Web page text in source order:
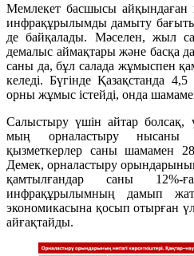
Мемлекет басшысы айқындаған
инфрақұрылымды дамыту
де байқалады. Мәселен, жыл
демалыс аймақтары және басқа
саны да, бұл салада жұмыспен
келеді. Бүгінде Қазақстанда
орны жұмыс істейді, онда
Салыстыру үшін айтар
мың орналастыру нысаны
қызметкерлер саны шамамен
Демек, орналастыру
қамтылғандар саны
инфрақұрылымның дамып
экономикасына қосып отырған
айғақтайды.